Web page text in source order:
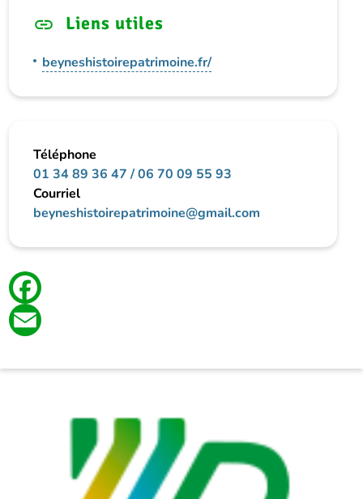
Liens utiles
beyneshistoirepatrimoine.fr/
Téléphone
01 34 89 36 47 / 06 70 09 55 93
Courriel
beyneshistoirepatrimoine@gmail.com
Facebook